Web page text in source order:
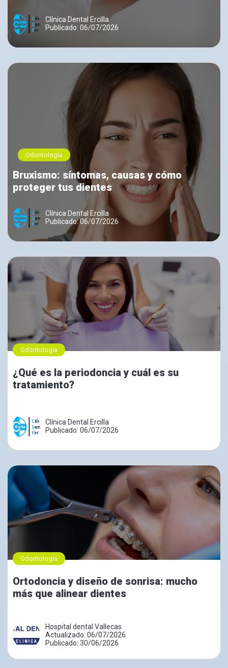
Clínica Dental Ercilla
Publicado: 06/07/2026
Odontología
Bruxismo: síntomas, causas y cómo
proteger tus dientes
Clínica Dental Ercilla
Publicado: 06/07/2026
Odontología
¿Qué es la periodoncia y cuál es su
tratamiento?
Clínica Dental Ercilla
Publicado: 06/07/2026
Odontología
Ortodoncia y diseño de sonrisa: mucho
más que alinear dientes
Hospital dental Vallecas
Actualizado: 06/07/2026
Publicado: 30/06/2026